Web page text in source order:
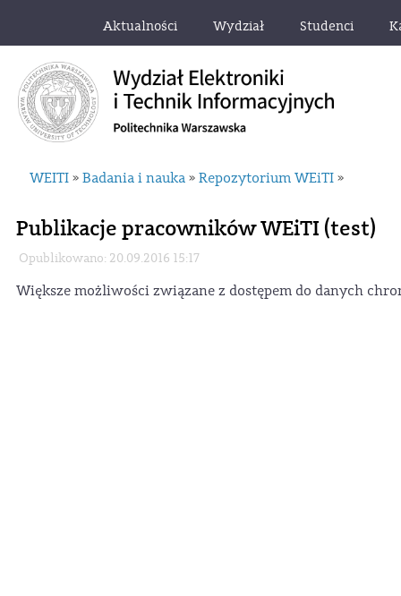
Aktualności Wydział Studenci
WEITI » Badania i nauka » Repozytorium WEiTI »
Publikacje pracowników WEiTI (test)
Opublikowano: 20.09.2016 15:17
Większe możliwości związane z dostępem do danych